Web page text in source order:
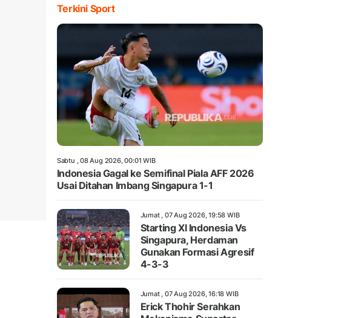
Terkini Sport
Sabtu , 08 Aug 2026, 00:01 WIB
Indonesia Gagal ke Semifinal Piala AFF 2026
Usai Ditahan Imbang Singapura 1-1
Jumat , 07 Aug 2026, 19:58 WIB
Starting XI Indonesia Vs
Singapura, Herdaman
Gunakan Formasi Agresif
4-3-3
Jumat , 07 Aug 2026, 16:18 WIB
Erick Thohir Serahkan